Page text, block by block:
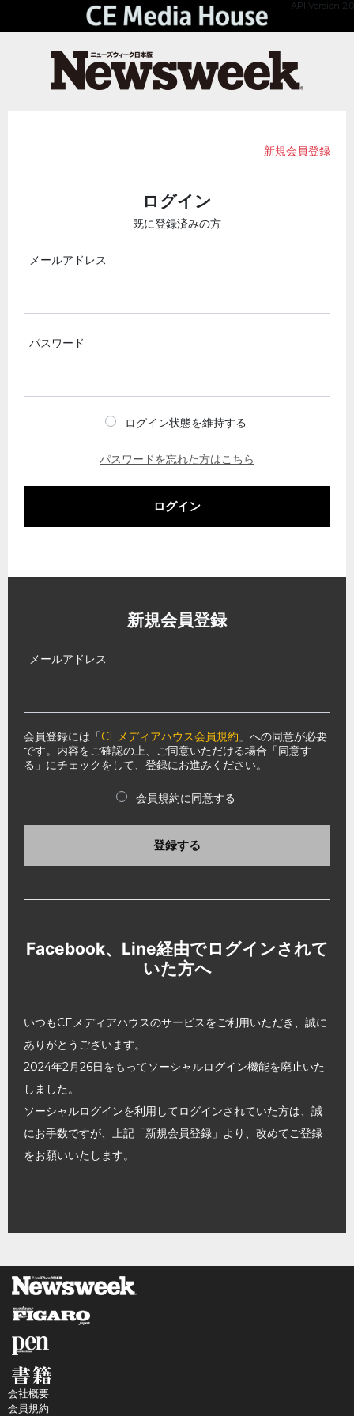
API Version 2.0
新規会員登録
ログイン
既に登録済みの方
メールアドレス
パスワード
ログイン状態を維持する
パスワードを忘れた方はこちら
ログイン
新規会員登録
メールアドレス
会員登録には「CEメディアハウス会員規約 」への同意が必要
です。内容をご確認の上、ご同意いただける場合「同意す
る」にチェックをして、登録にお進みください。
会員規約に同意する
登録する
Facebook、Line経由でログインされて
いた方へ
いつもCEメディアハウスのサービスをご利用いただき、誠に
ありがとうございます。
2024年2月26日をもってソーシャルログイン機能を廃止いた
しました。
ソーシャルログインを利用してログインされていた方は、誠
にお手数ですが、上記「新規会員登録」より、改めてご登録
をお願いいたします。
会社概要
会員規約